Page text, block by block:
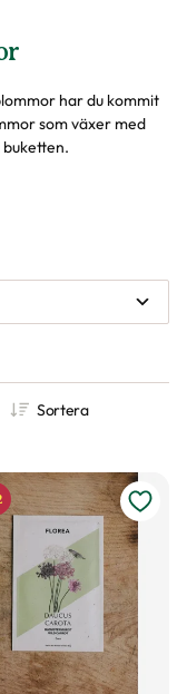
har du kommit
som växer med
Sortera